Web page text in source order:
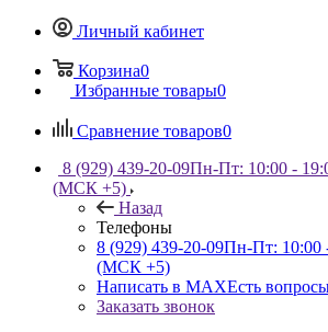
Личный кабинет
Корзина0
Избранные товары0
Сравнение товаров0
8 (929) 439-20-09Пн-Пт: 10:00 -
(МСК +5)
Назад
Телефоны
8 (929) 439-20-09Пн-Пт: 10:00
(МСК +5)
Написать в MAXЕсть
Заказать звонок